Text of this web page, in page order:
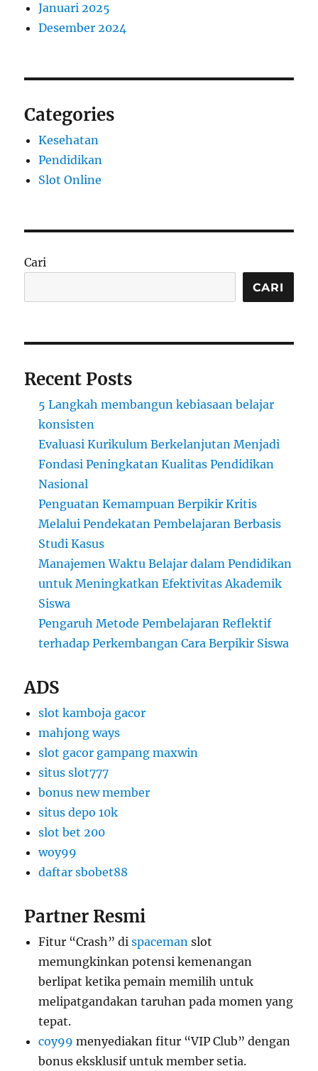
Januari 2025
Desember 2024
Categories
Kesehatan
Pendidikan
Slot Online
Cari
CARI
Recent Posts
5 Langkah membangun kebiasaan belajar
konsisten
Evaluasi Kurikulum Berkelanjutan Menjadi
Fondasi Peningkatan Kualitas Pendidikan
Nasional
Penguatan Kemampuan Berpikir Kritis
Melalui Pendekatan Pembelajaran Berbasis
Studi Kasus
Manajemen Waktu Belajar dalam Pendidikan
untuk Meningkatkan Efektivitas Akademik
Siswa
Pengaruh Metode Pembelajaran Reflektif
terhadap Perkembangan Cara Berpikir Siswa
ADS
slot kamboja gacor
mahjong ways
slot gacor gampang maxwin
situs slot777
bonus new member
situs depo 10k
slot bet 200
woy99
daftar sbobet88
Partner Resmi
Fitur “Crash” dispaceman slot
memungkinkan potensi kemenangan
berlipat ketika pemain memilih untuk
melipatgandakan taruhan pada momen yang
tepat.
coy99 menyediakan fitur “VIP Club” dengan
bonus eksklusif untuk member setia.